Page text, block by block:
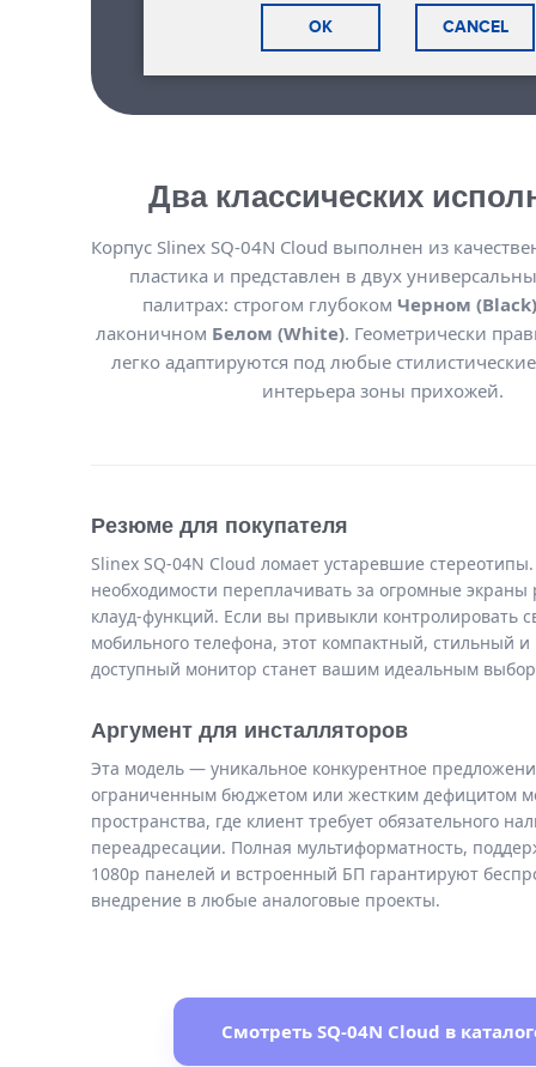
Два классических
Корпус Slinex SQ-04N Cloud выполнен из
пластика и представлен в двух
палитрах: строгом глубокомЧерном
лаконичном Белом (White). Геометрически
легко адаптируются под любые
интерьера зоны прихожей.
Резюме для покупателя
Slinex SQ-04N Cloud ломает устаревшие
необходимости переплачивать за огромные экраны
клауд-функций. Если вы привыкли контролировать
мобильного телефона, этот компактный, стильный и
доступный монитор станет вашим идеальным
Аргумент для инсталляторов
Эта модель — уникальное конкурентное
ограниченным бюджетом или жестким дефицитом
пространства, где клиент требует обязательного
переадресации. Полная мультиформатность,
1080p панелей и встроенный БП гарантируют
внедрение в любые аналоговые проекты.
Смотреть SQ-04N Cloud в
OK CANCEL